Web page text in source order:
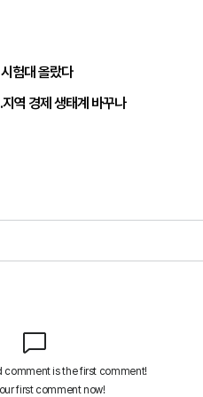
험대 올랐다
역 경제 생태계 바꾸나